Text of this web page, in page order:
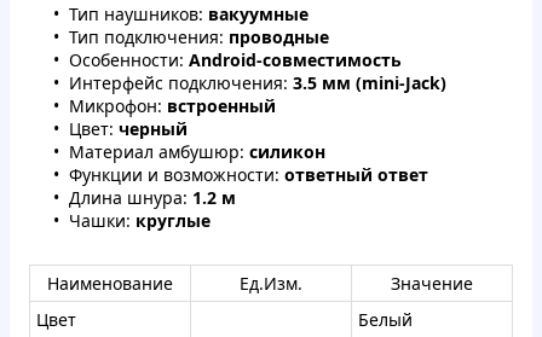
Тип наушников: вакуумные
Тип подключения: проводные
Особенности: Android-совместимость
Интерфейс подключения: 3.5 мм (mini-Jack)
Микрофон: встроенный
Цвет: черный
Материал амбушюр: силикон
Функции и возможности: ответный ответ
Длина шнура: 1.2 м
Чашки: круглые
Наименование Ед.Изм.
Значение
Цвет
Белый